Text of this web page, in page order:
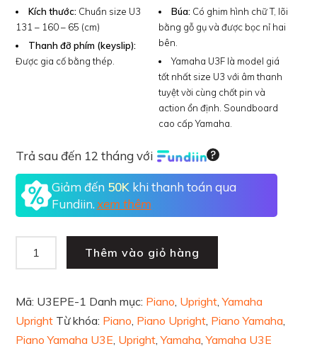
Kích thước: Chuẩn size U3
131 – 160 – 65 (cm)
Thanh đỡ phím (keyslip):
Được gia cố bằng thép.
Búa: Có ghim hình chữ T, lõi
bằng gỗ gụ và được bọc nỉ hai
bên.
Yamaha U3F là model giá
tốt nhất size U3 với âm thanh
tuyệt vời cùng chốt pin và
action ổn định. Soundboard
cao cấp Yamaha.
Trả sau đến 12 tháng với
Giảm đến 50K khi thanh toán qua
Fundiin. xem thêm
Thêm vào giỏ hàng
Mã: U3EPE-1 Danh mục: Piano, Upright,Yamaha
Upright Từ khóa: Piano, Piano Upright, Piano Yamaha,
Piano Yamaha U3E, Upright,Yamaha,Yamaha U3E